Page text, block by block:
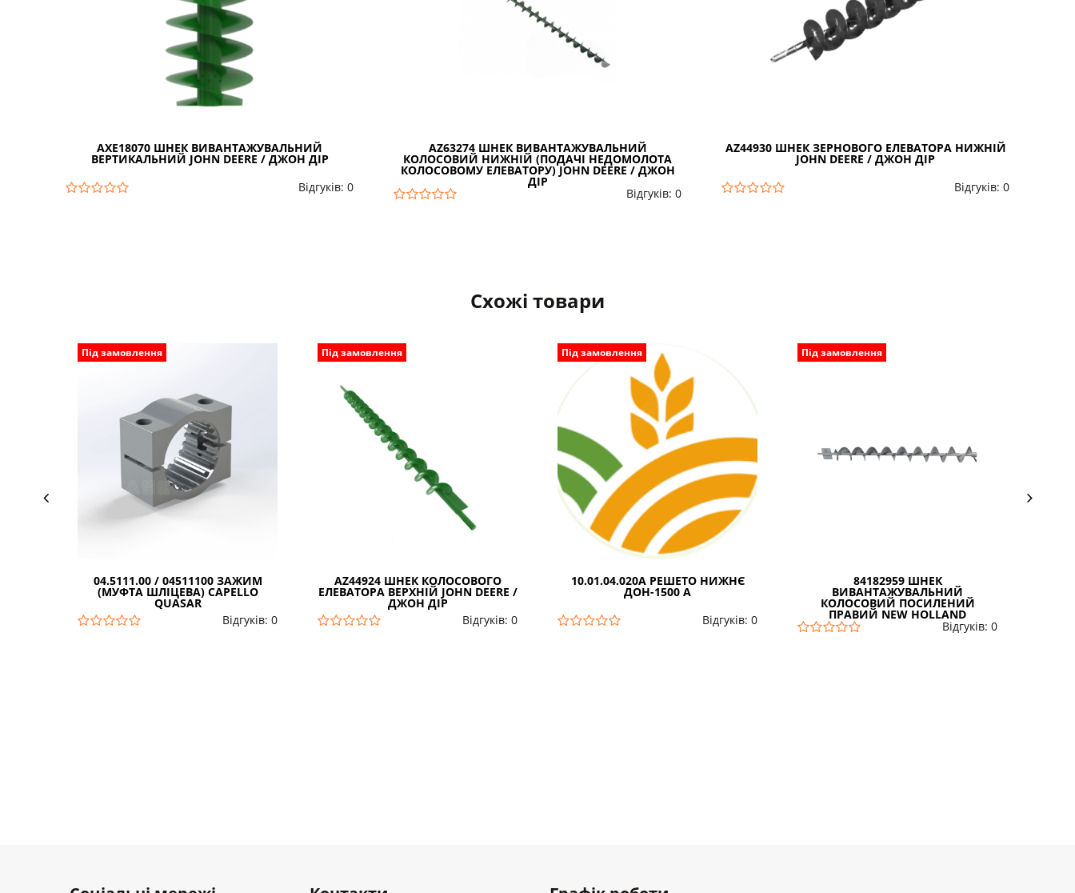
AXE18070 ШНЕК ВИВАНТАЖУВАЛЬНИЙ
ВЕРТИКАЛЬНИЙ JOHN DEERE / ДЖОН ДІР
Відгуків: 0
AZ63274 ШНЕК ВИВАНТАЖУВАЛЬНИЙ
КОЛОСОВИЙ НИЖНІЙ (ПОДАЧІ НЕДОМОЛОТА
КОЛОСОВОМУ ЕЛЕВАТОРУ) JOHN DEERE / ДЖОН
ДІР
Відгуків: 0
AZ44930 ШНЕК ЗЕРНОВОГО ЕЛЕВАТОРА НИЖНІЙ
JOHN DEERE / ДЖОН ДІР
Відгуків: 0
Схожі товари
Під замовлення
04.5111.00 / 04511100 ЗАЖИМ
(МУФТА ШЛІЦЕВА) CAPELLO
QUASAR
Відгуків: 0
Під замовлення
AZ44924 ШНЕК КОЛОСОВОГО
ЕЛЕВАТОРА ВЕРХНІЙ JOHN DEERE /
ДЖОН ДІР
Відгуків: 0
Під замовлення
10.01.04.020А РЕШЕТО НИЖНЄ
ДОН-1500 А
Відгуків: 0
Під замовлення
84182959 ШНЕК
ВИВАНТАЖУВАЛЬНИЙ
КОЛОСОВИЙ ПОСИЛЕНИЙ
ПРАВИЙ NEW HOLLAND
Відгуків: 0